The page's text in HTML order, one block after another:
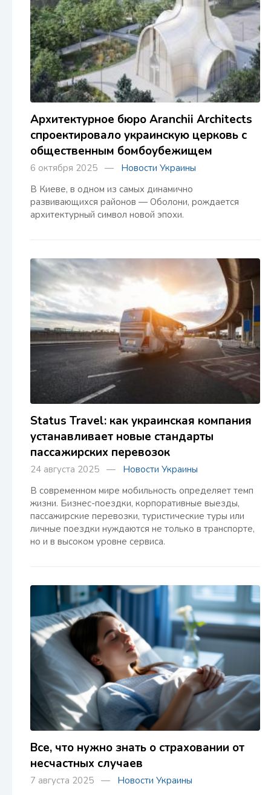
Архитектурное бюро Aranchii Architects
спроектировало украинскую церковь с
общественным бомбоубежищем
6 октября 2025 — Новости Украины
В Киеве, в одном из самых динамично
развивающихся районов — Оболони, рождается
архитектурный символ новой эпохи.
Status Travel: как украинская компания
устанавливает новые стандарты
пассажирских перевозок
24 августа 2025 — Новости Украины
В современном мире мобильность определяет темп
жизни. Бизнес-поездки, корпоративные выезды,
пассажирские перевозки, туристические туры или
личные поездки нуждаются не только в транспорте,
но и в высоком уровне сервиса.
Все, что нужно знать о страховании от
несчастных случаев
7 августа 2025 — Новости Украины